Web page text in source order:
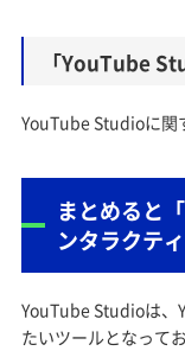
「YouTube
YouTube Studioに関
まとめると
ンタラクテ
YouTube Studioは、
たいツールとなって